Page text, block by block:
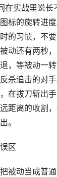
在实战里说长
标的旋转进
的习惯，不
动还有两秒
，等被动一
杀追击的对
在拔刀斩出
距离的收割
。
区
被动当成普